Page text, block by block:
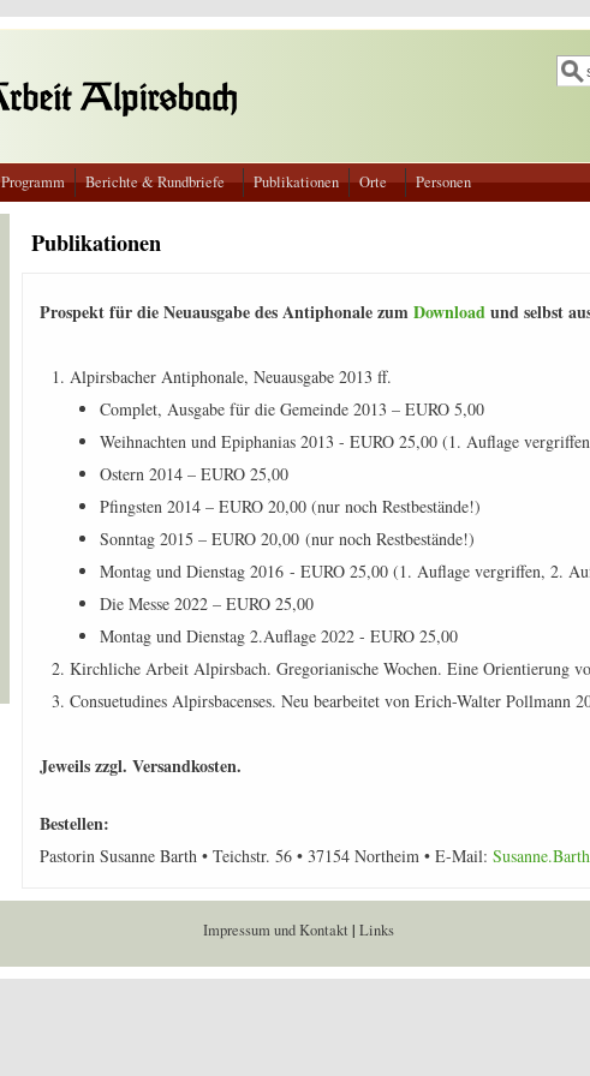
Programm Berichte & Rundbriefe Publikationen Orte Personen
Publikationen
Prospekt für die Neuausgabe des Antiphonale zumDownloadund selbst
Alpirsbacher Antiphonale, Neuausgabe 2013 ff.
Complet, Ausgabe für die Gemeinde 2013 – EURO 5,00
Weihnachten und Epiphanias 2013 - EURO 25,00 (1. Auflage
Ostern 2014 – EURO 25,00
Pfingsten 2014 – EURO 20,00 (nur noch Restbestände!)
Sonntag 2015 – EURO 20,00 (nur noch Restbestände!)
Montag und Dienstag 2016 - EURO 25,00 (1. Auflage vergriffen, 2.
Die Messe 2022 – EURO 25,00
Montag und Dienstag 2.Auflage 2022 - EURO 25,00
Kirchliche Arbeit Alpirsbach. Gregorianische Wochen. Eine Orientierung
Consuetudines Alpirsbacenses. Neu bearbeitet von Erich-Walter Pollmann
Jeweils zzgl. Versandkosten.
Bestellen:
Pastorin Susanne Barth • Teichstr. 56 • 37154 Northeim • E-Mail:
Impressum und Kontakt | Links